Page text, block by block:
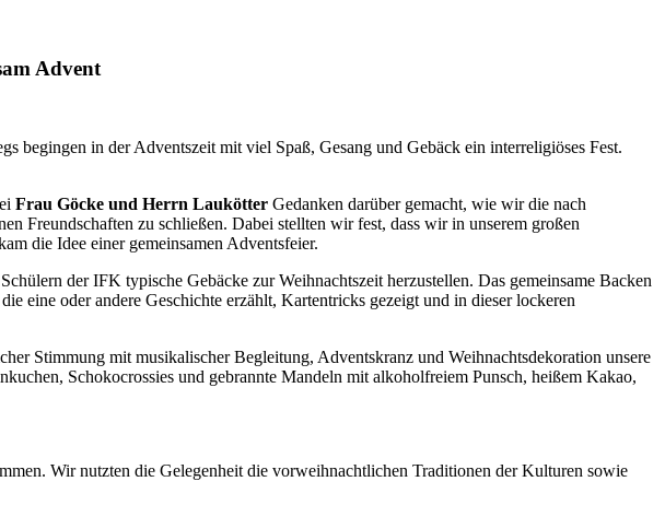
Advent
in der Adventszeit mit viel Spaß, Gesang und Gebäck ein interreligiöses Fest.
Frau Göcke und Herrn Laukötter Gedanken darüber gemacht, wie wir die nach
Freundschaften zu schließen. Dabei stellten wir fest, dass wir in unserem großen
die Idee einer gemeinsamen Adventsfeier.
der IFK typische Gebäcke zur Weihnachtszeit herzustellen. Das gemeinsame Backen
eine oder andere Geschichte erzählt, Kartentricks gezeigt und in dieser lockeren
Stimmung mit musikalischer Begleitung, Adventskranz und Weihnachtsdekoration unsere
Schokocrossies und gebrannte Mandeln mit alkoholfreiem Punsch, heißem Kakao,
Wir nutzten die Gelegenheit die vorweihnachtlichen Traditionen der Kulturen sowie